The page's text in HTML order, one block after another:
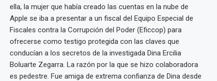
ella, la mujer que había creado las cuentas en la nube de
Apple se iba a presentar a un fiscal del Equipo Especial de
Fiscales contra la Corrupción del Poder (Eficcop) para
ofrecerse como testigo protegida con las claves que
conducían a los secretos de la investigada Dina Ercilia
Boluarte Zegarra. La razón por la que se hizo colaboradora
es pedestre. Fue amiga de extrema confianza de Dina desde